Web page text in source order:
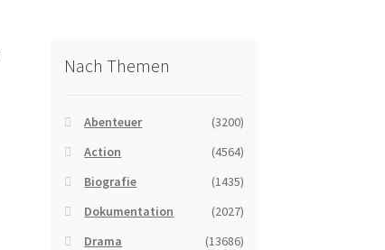
Nach Themen
Abenteuer
(3200)
Action
(4564)
Biografie
(1435)
Dokumentation
(2027)
Drama
(13686)